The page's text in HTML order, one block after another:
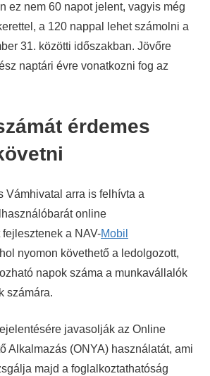
ez nem 60 napot jelent, vagyis még
a 120 nappal lehet számolni a
31. közötti időszakban. Jövőre
naptári évre vonatkozni fog az
érdemes
Vámhivatal arra is felhívta a
online
a NAV-Mobil
nyomon követhető a ledolgozott,
napok száma a munkavállalók
számára.
javasolják az Online
Alkalmazás (ONYA) használatát, ami
majd a foglalkoztathatóság